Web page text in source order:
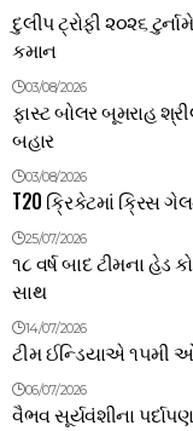
દુલીપ ટ્રોફી ૨૦૨૬
કમાન
03/08/2026
ફાસ્ટ બોલર બૂમરાહ
બહાર
03/08/2026
T20 ક્રિકેટમાં ક્રિસ
25/07/2026
૧૮ વર્ષ બાદ ટીમના હેડ
સાથ
14/07/2026
ટીમ ઈન્ડિયાએ ૧૫મી
06/07/2026
વૈભવ સૂર્યવંશીના